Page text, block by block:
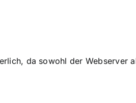
da sowohl der Webserver